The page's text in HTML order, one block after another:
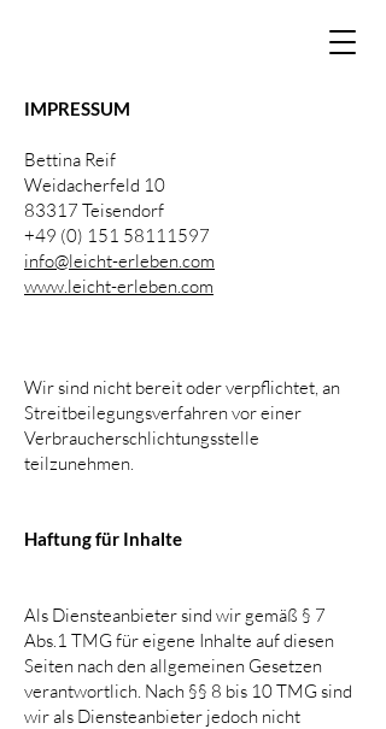
IMPRESSUM
Bettina Reif
Weidacherfeld 10
83317 Teisendorf
+49 (0) 151 58111597
info@leicht-erleben.com
www.leicht-erleben.com
Wir sind nicht bereit oder verpflichtet, an
Streitbeilegungsverfahren vor einer
Verbraucherschlichtungsstelle
teilzunehmen.
Haftung für Inhalte
Als Diensteanbieter sind wir gemäß § 7
Abs.1 TMG für eigene Inhalte auf diesen
Seiten nach den allgemeinen Gesetzen
verantwortlich. Nach §§ 8 bis 10 TMG sind
wir als Diensteanbieter jedoch nicht